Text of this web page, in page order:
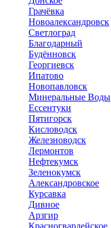
Грачёвка
Новоалександровск
Светлоград
Благодарный
Будённовск
Георгиевск
Ипатово
Новопавловск
Минеральные Воды
Ессентуки
Пятигорск
Кисловодск
Железноводск
Лермонтов
Нефтекумск
Зеленокумск
Александровское
Курсавка
Дивное
Арзгир
Красногвардейское